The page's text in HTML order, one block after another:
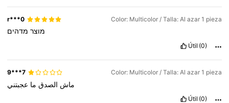
r***0 Color: Multicolor / Talla: Al azar 1 pieza
מוצר מדהים
Útil (0)
9***7 Color: Multicolor / Talla: Al azar 1 pieza
ماش الصدق ما عجبتني
Útil (0)